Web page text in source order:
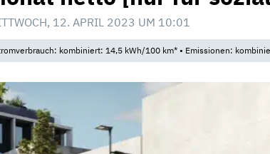
12. APRIL 2023 UM 10:01
kombiniert: 14,5 kWh/100 km* • Emissionen: